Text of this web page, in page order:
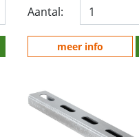
Aantal:
meer info